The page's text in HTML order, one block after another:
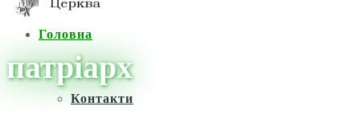
Головна
Контакти
патріарх